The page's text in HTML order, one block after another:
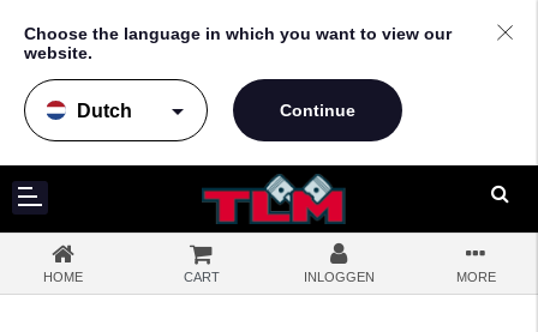
Choose the language in which you want to view our
website.
arrow_drop_down
HOME CART INLOGGEN MORE